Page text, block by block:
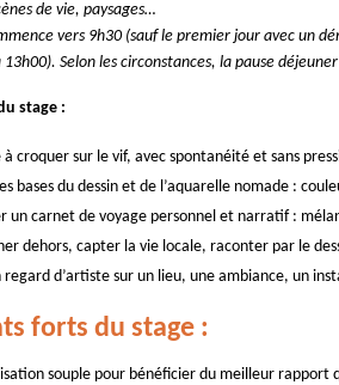
de vie, paysages…
vers 9h30 (sauf le premier jour avec un
Selon les circonstances, la pause
stage :
croquer sur le vif, avec spontanéité et sans
bases du dessin et de l’aquarelle nomade :
un carnet de voyage personnel et narratif :
dehors, capter la vie locale, raconter par le
regard d’artiste sur un lieu, une ambiance, un
forts du stage :
souple pour bénéficier du meilleur rapport